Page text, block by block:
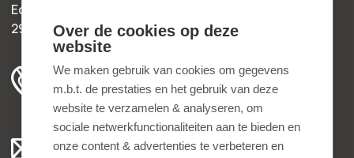
Edisonweg 30b
2952 AD Alblasserdam
+31 78 204 90 50
ma t/m vr 8.00 - 16.30 uur
Algemeen:
Over de cookies op deze
website
We maken gebruik van cookies om gegevens
m.b.t. de prestaties en het gebruik van deze
website te verzamelen & analyseren, om
sociale netwerkfunctionaliteiten aan te bieden en
onze content & advertenties te verbeteren en